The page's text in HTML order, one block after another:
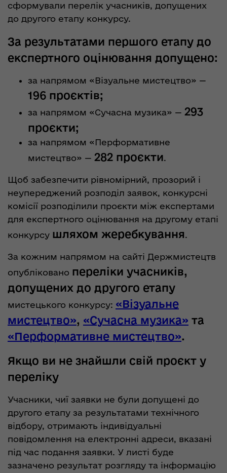
сформували перелік учасників, допущених
до другого етапу конкурсу.
За результатами першого етапу до
експертного оцінювання допущено:
за напрямом «Візуальне мистецтво» —
196 проєктів;
за напрямом «Сучасна музика» — 293
проєкти;
за напрямом «Перформативне
мистецтво» — 282 проєкти.
Щоб забезпечити рівномірний, прозорий і
неупереджений розподіл заявок, конкурсні
комісії розподілили проєкти між експертами
для експертного оцінювання на другому етапі
конкурсу шляхом жеребкування.
За кожним напрямом на сайті Держмистецтв
опубліковано переліки учасників,
допущених до другого етапу
мистецького конкурсу: «Візуальне
мистецтво», «Сучасна музика» та
«Перформативне мистецтво».
Якщо ви не знайшли свій проєкт у
переліку
Учасники, чиї заявки не були допущені до
другого етапу за результатами технічного
відбору, отримають індивідуальні
повідомлення на електронні адреси, вказані
під час подання заявки. У листі буде
зазначено результат розгляду та інформацію